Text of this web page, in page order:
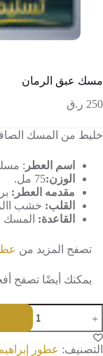
مسك عبق الرمان
250 ر.ق
خليط من المسك
اسم العطر :
الوزن:75 مل.
مقدمه العطر:
القلب: خشب
القاعدة: المسك
تصفح المزيد من
يمكنك أيضًا تصفح
مسك
عبق
الرمان
التصنيف: عطور